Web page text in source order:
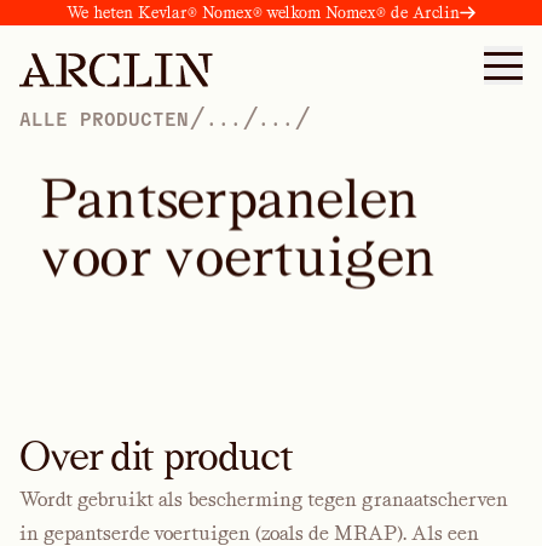
We heten Kevlar® Nomex® welkom Nomex® de Arclin
ALLE PRODUCTEN / ... /... /
Pantserpanelen
voor voertuigen
Over dit product
Wordt gebruikt als bescherming tegen granaatscherven
in gepantserde voertuigen (zoals de MRAP). Als een